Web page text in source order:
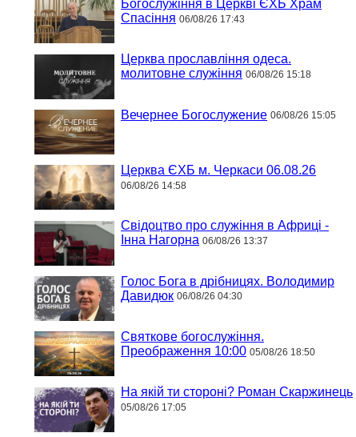
Богослужіння в Церкві ЄХБ Храм
Спасіння 06/08/26 17:43
Церква прославління одеса.
молитовне служіння 06/08/26 15:18
Вечернее Богослужение 06/08/26 15:05
Церква ЄХБ м. Черкаси 06.08.26
06/08/26 14:58
Свідоцтво про служіння в Африці -
Інна Нагорна 06/08/26 13:37
Голос Бога в дрібницях. Володимир
Давидюк 06/08/26 04:30
Святкове богослужіння.
Преображення 10:00 05/08/26 18:50
На якій ти стороні? Роман Скаржинець
05/08/26 17:05